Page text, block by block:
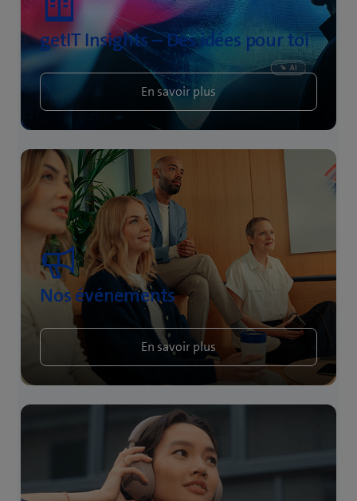
getIT Insights – Des idées pour toi
En savoir plus
Nos événements
En savoir plus